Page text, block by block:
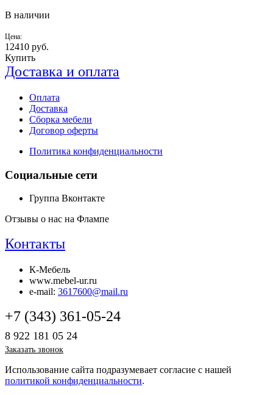
В наличии
Цена:
12410 руб.
Купить
Доставка и оплата
Оплата
Доставка
Сборка мебели
Договор оферты
Политика конфиденциальности
Социальные сети
Группа Вконтакте
Отзывы о нас на Флампе
Контакты
К-Мебель
www.mebel-ur.ru
e-mail: 3617600@mail.ru
+7 (343) 361-05-24
8 922 181 05 24
Заказать звонок
Использование сайта подразумевает согласие с нашей
политикой конфиденциальности.